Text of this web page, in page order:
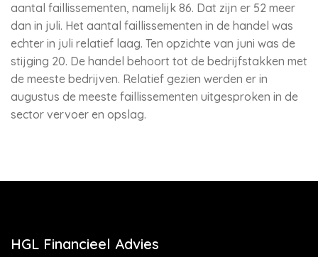
aantal faillissementen, namelijk 86. Dat zijn er 52 meer
dan in juli. Het aantal faillissementen in de handel was
echter in juli relatief laag. Ten opzichte van juni was de
stijging 20. De handel behoort tot de bedrijfstakken met
de meeste bedrijven. Relatief gezien werden er in
augustus de meeste faillissementen uitgesproken in de
sector vervoer en opslag.
HGL Financieel Advies